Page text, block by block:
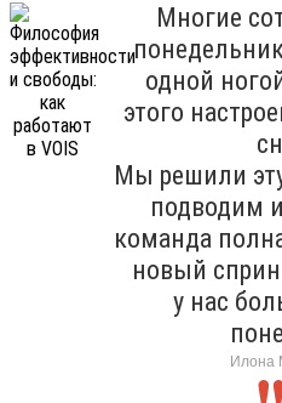
Многие
одной
этого
Мы решили
подводим
команда
новый
у нас
Илона